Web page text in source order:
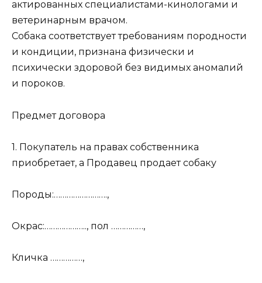
актированных специалистами-кинологами и
ветеринарным врачом.
Собака соответствует требованиям породности
и кондиции, признана физически и
психически здоровой без видимых аномалий
и пороков.
Предмет договора
1. Покупатель на правах собственника
приобретает, а Продавец продает собаку
Породы:…………………….,
Окрас:……………….., пол ……………,
Кличка ……………,